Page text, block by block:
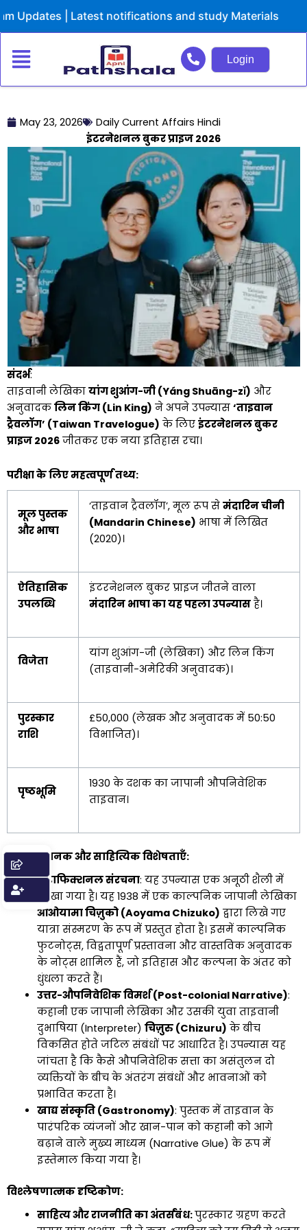
to
| Latest notifications and study Materials
Login
May 23, 2026
Daily Current Affairs Hindi
इंटरनेशनल बुकर प्राइज 2026
संदर्भ:
ताइवानी लेखिका यांग शुआंग-जी (Yáng Shuāng-zǐ) और
अनुवादक लिन किंग (Lin King) ने अपने उपन्यास ‘ताइवान
ट्रैवलॉग’ (Taiwan Travelogue) के लिए इंटरनेशनल बुकर
प्राइज 2026 जीतकर एक नया इतिहास रचा।
परीक्षा के लिए महत्वपूर्ण तथ्य:
मूल पुस्तक
और भाषा
‘ताइवान ट्रैवलॉग’, मूल रूप से मंदारिन चीनी
(Mandarin Chinese) भाषा में लिखित
(2020)।
ऐतिहासिक
उपलब्धि
इंटरनेशनल बुकर प्राइज जीतने वाला
मंदारिन भाषा का यह पहला उपन्यासहै।
विजेता
यांग शुआंग-जी (लेखिका) और लिन किंग
(ताइवानी-अमेरिकी अनुवादक)।
पुरस्कार
राशि
£50,000 (लेखक और अनुवादक में 50:50
विभाजित)।
पृष्ठभूमि
1930 के दशक का जापानी औपनिवेशिक
ताइवान।
मुख्य कथानक और साहित्यिक विशेषताएँ:
मेटाफिक्शनल संरचना: यह उपन्यास एक अनूठी शैली में
लिखा गया है। यह 1938 में एक काल्पनिक जापानी लेखिका
आओयामा चिज़ुको (Aoyama Chizuko) द्वारा लिखे गए
यात्रा संस्मरण के रूप में प्रस्तुत होता है। इसमें काल्पनिक
फुटनोट्स, विद्वतापूर्ण प्रस्तावना और वास्तविक अनुवादक
के नोट्स शामिल हैं, जो इतिहास और कल्पना के अंतर को
धुंधला करते हैं।
उत्तर-औपनिवेशिक विमर्श (Post-colonial Narrative):
कहानी एक जापानी लेखिका और उसकी युवा ताइवानी
दुभाषिया (Interpreter) चिज़ुरु (Chizuru) के बीच
विकसित होते जटिल संबंधों पर आधारित है। उपन्यास यह
जांचता है कि कैसे औपनिवेशिक सत्ता का असंतुलन दो
व्यक्तियों के बीच के अंतरंग संबंधों और भावनाओं को
प्रभावित करता है।
खाद्य संस्कृति (Gastronomy): पुस्तक में ताइवान के
पारंपरिक व्यंजनों और खान-पान को कहानी को आगे
बढ़ाने वाले मुख्य माध्यम (Narrative Glue) के रूप में
इस्तेमाल किया गया है।
विश्लेषणात्मक दृष्टिकोण:
साहित्य और राजनीति का अंतर्संबंध:पुरस्कार ग्रहण करते